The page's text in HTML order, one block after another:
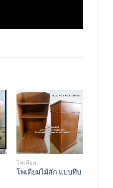
Add to
Wishlist
โพเดียม
โพเดียมไม้สัก แบบทึบ